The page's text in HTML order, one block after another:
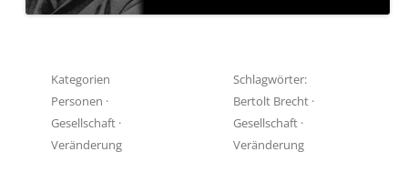
Kategorien
Personen ·
Gesellschaft ·
Veränderung
Schlagwörter:
Bertolt Brecht ·
Gesellschaft ·
Veränderung